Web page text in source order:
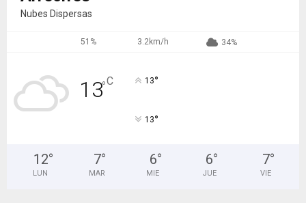
Nubes Dispersas
51% 3.2km/h 34%
13°C 13°
13°
12°
LUN
7°
MAR
6°
MIE
6°
JUE
7°
VIE